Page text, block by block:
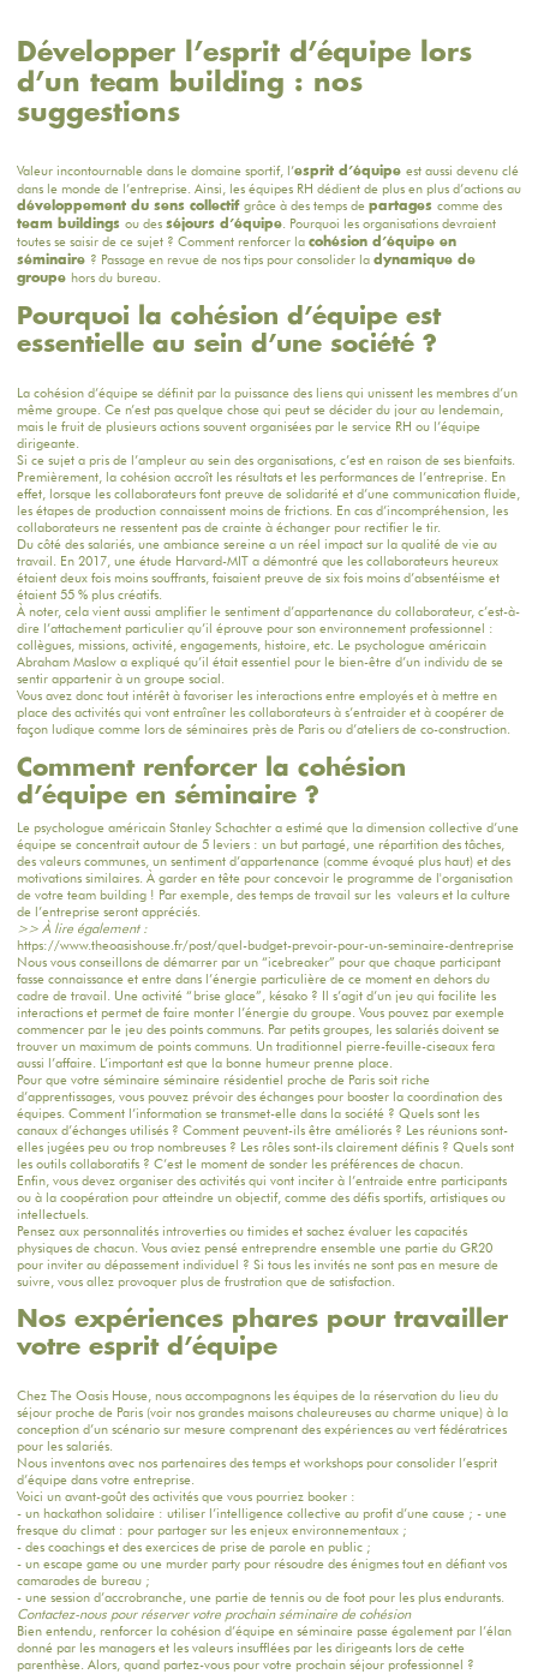
Développer l’esprit d’équipe lors
d’un team building : nos
suggestions
Valeur incontournable dans le domaine sportif, l’esprit d’équipe est aussi devenu clé
dans le monde de l’entreprise. Ainsi, les équipes RH dédient de plus en plus d’actions au
développement du sens collectif grâce à des temps de partages comme des
team buildings ou des séjours d’équipe. Pourquoi les organisations devraient
toutes se saisir de ce sujet ? Comment renforcer la cohésion d’équipe en
séminaire ? Passage en revue de nos tips pour consolider la dynamique de
groupe hors du bureau.
Pourquoi la cohésion d’équipe est
essentielle au sein d’une société ?
La cohésion d’équipe se définit par la puissance des liens qui unissent les membres d’un
même groupe. Ce n’est pas quelque chose qui peut se décider du jour au lendemain,
mais le fruit de plusieurs actions souvent organisées par le service RH ou l’équipe
dirigeante.
Si ce sujet a pris de l’ampleur au sein des organisations, c’est en raison de ses bienfaits.
Premièrement, la cohésion accroît les résultats et les performances de l’entreprise. En
effet, lorsque les collaborateurs font preuve de solidarité et d’une communication fluide,
les étapes de production connaissent moins de frictions. En cas d’incompréhension, les
collaborateurs ne ressentent pas de crainte à échanger pour rectifier le tir.
Du côté des salariés, une ambiance sereine a un réel impact sur la qualité de vie au
travail. En 2017, une étude Harvard-MIT a démontré que les collaborateurs heureux
étaient deux fois moins souffrants, faisaient preuve de six fois moins d’absentéisme et
étaient 55 % plus créatifs.
À noter, cela vient aussi amplifier le sentiment d’appartenance du collaborateur, c’est-à-
dire l’attachement particulier qu’il éprouve pour son environnement professionnel :
collègues, missions, activité, engagements, histoire, etc. Le psychologue américain
Abraham Maslow a expliqué qu’il était essentiel pour le bien-être d’un individu de se
sentir appartenir à un groupe social.
Vous avez donc tout intérêt à favoriser les interactions entre employés et à mettre en
place des activités qui vont entraîner les collaborateurs à s’entraider et à coopérer de
façon ludique comme lors de séminaires près de Paris ou d’ateliers de co-construction.
Comment renforcer la cohésion
d’équipe en séminaire ?
Le psychologue américain Stanley Schachter a estimé que la dimension collective d’une
équipe se concentrait autour de 5 leviers : un but partagé, une répartition des tâches,
des valeurs communes, un sentiment d’appartenance (comme évoqué plus haut) et des
motivations similaires. À garder en tête pour concevoir le programme de l'organisation
de votre team building ! Par exemple, des temps de travail sur les valeurs et la culture
de l’entrepriseseront appréciés.
>> À lire également :
https://www.theoasishouse.fr/post/quel-budget-prevoir-pour-un-seminaire-dentreprise
Nous vous conseillons de démarrer par un “icebreaker” pour que chaque participant
fasse connaissance et entre dans l’énergie particulière de ce moment en dehors du
cadre de travail. Une activité “brise glace”, késako ? Il s’agit d’un jeu qui facilite les
interactions et permet de faire monter l’énergie du groupe. Vous pouvez par exemple
commencer par le jeu des points communs. Par petits groupes, les salariés doivent se
trouver un maximum de points communs. Un traditionnel pierre-feuille-ciseaux fera
aussi l’affaire. L’important est que la bonne humeur prenne place.
Pour que votre séminaire séminaire résidentiel proche de Paris soit riche
d’apprentissages, vous pouvez prévoir des échanges pour booster la coordination des
équipes. Comment l’information se transmet-elle dans la société ? Quels sont les
canaux d’échanges utilisés ? Comment peuvent-ils être améliorés ? Les réunions sont-
elles jugées peu ou trop nombreuses ? Les rôles sont-ils clairement définis ? Quels sont
les outils collaboratifs ? C’est le moment de sonder les préférences de chacun.
Enfin, vous devez organiser des activités qui vont inciter à l’entraide entre participants
ou à la coopération pour atteindre un objectif, comme des défis sportifs, artistiques ou
intellectuels.
Pensez aux personnalités introverties ou timides et sachez évaluer les capacités
physiques de chacun. Vous aviez pensé entreprendre ensemble une partie du GR20
pour inviter au dépassement individuel ? Si tous les invités ne sont pas en mesure de
suivre, vous allez provoquer plus de frustration que de satisfaction.
Nos expériences phares pour travailler
votre esprit d’équipe
Chez The Oasis House, nous accompagnons les équipes de la réservation du lieu du
séjour proche de Paris (voir nos grandes maisons chaleureuses au charme unique)à la
conception d’un scénario sur mesure comprenant des expériencesau vert fédératrices
pour les salariés.
Nous inventons avec nos partenaires des temps et workshops pour consolider l’esprit
d’équipe dans votre entreprise.
Voici un avant-goût des activités que vous pourriez booker :
- un hackathon solidaire : utiliser l’intelligence collective au profit d’une cause ; - une
fresque du climat : pour partager sur les enjeux environnementaux ;
- des coachings et des exercices de prise de parole en public ;
- un escape game ou une murder party pour résoudre des énigmes tout en défiant vos
camarades de bureau ;
- une session d’accrobranche, une partie de tennis ou de foot pour les plus endurants.
Contactez-nous pour réserver votre prochain séminaire de cohésion
Bien entendu, renforcer la cohésion d’équipe en séminaire passe également par l’élan
donné par les managers et les valeurs insufflées par les dirigeants lors de cette
parenthèse. Alors, quand partez-vous pour votre prochain séjour professionnel ?